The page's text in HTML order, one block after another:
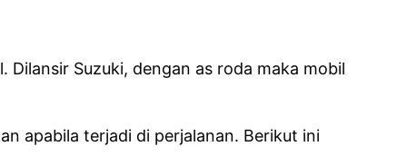
Suzuki, dengan as roda maka mobil
apabila terjadi di perjalanan. Berikut ini